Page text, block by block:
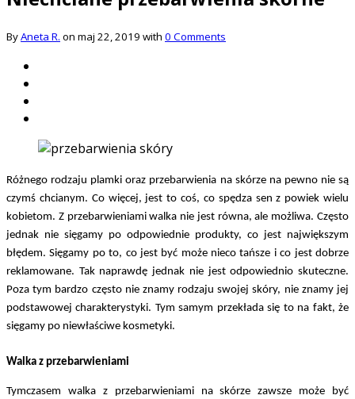
ByAneta R. on maj 22, 2019 with 0 Comments
Różnego rodzaju plamki oraz przebarwienia na skórze na pewno nie są
czymś chcianym. Co więcej, jest to coś, co spędza sen z powiek wielu
kobietom. Z przebarwieniami walka nie jest równa, ale możliwa. Często
jednak nie sięgamy po odpowiednie produkty, co jest największym
błędem. Sięgamy po to, co jest być może nieco tańsze i co jest dobrze
reklamowane. Tak naprawdę jednak nie jest odpowiednio skuteczne.
Poza tym bardzo często nie znamy rodzaju swojej skóry, nie znamy jej
podstawowej charakterystyki. Tym samym przekłada się to na fakt, że
sięgamy po niewłaściwe kosmetyki.
Walka z przebarwieniami
Tymczasem walka z przebarwieniami na skórze zawsze może być